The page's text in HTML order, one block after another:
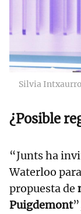
Silvia
¿Posible
“Junts ha
Waterloo
propuesta de
Puigdemont